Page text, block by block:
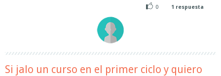
0
1 respuesta
Si jalo un curso en el primer ciclo y quiero